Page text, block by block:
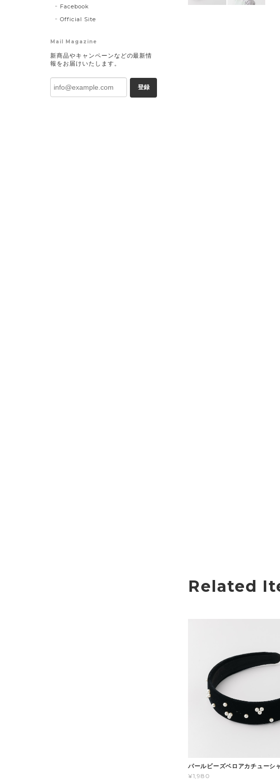
Related
パールビーズベロアカチュー
¥1,980
Facebook
Official Site
Mail Magazine
新商品やキャンペーンなどの最新情
報をお届けいたします。
登録